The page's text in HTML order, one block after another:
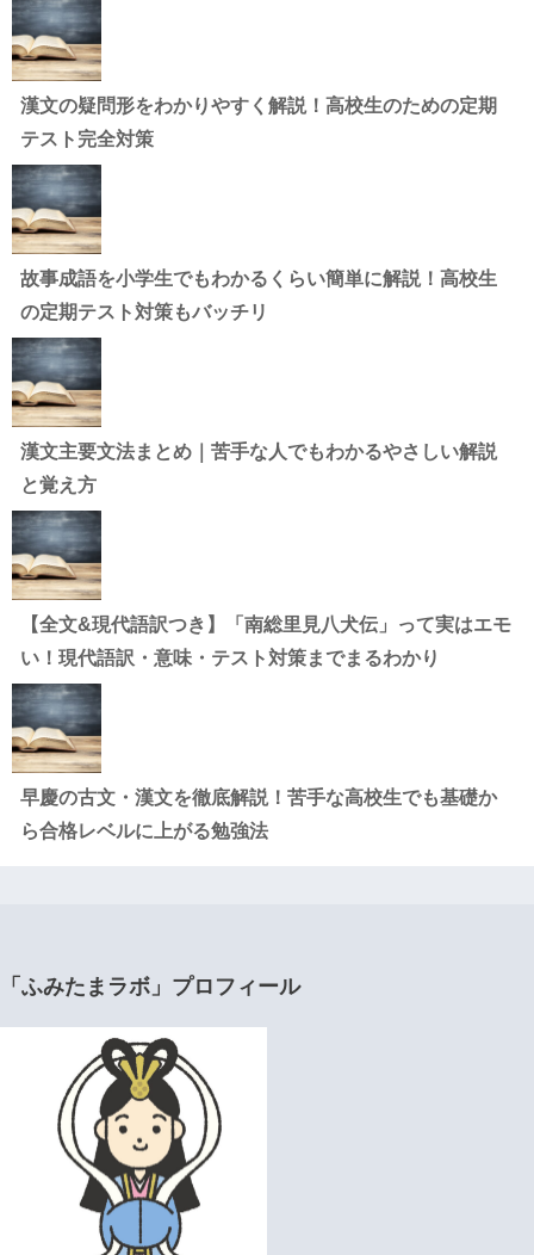
漢文の疑問形をわかりやすく解説！高校生のための定期
テスト完全対策
故事成語を小学生でもわかるくらい簡単に解説！高校生
の定期テスト対策もバッチリ
漢文主要文法まとめ｜苦手な人でもわかるやさしい解説
と覚え方
【全文&現代語訳つき】「南総里見八犬伝」って実はエモ
い！現代語訳・意味・テスト対策までまるわかり
早慶の古文・漢文を徹底解説！苦手な高校生でも基礎か
ら合格レベルに上がる勉強法
「ふみたまラボ」プロフィール